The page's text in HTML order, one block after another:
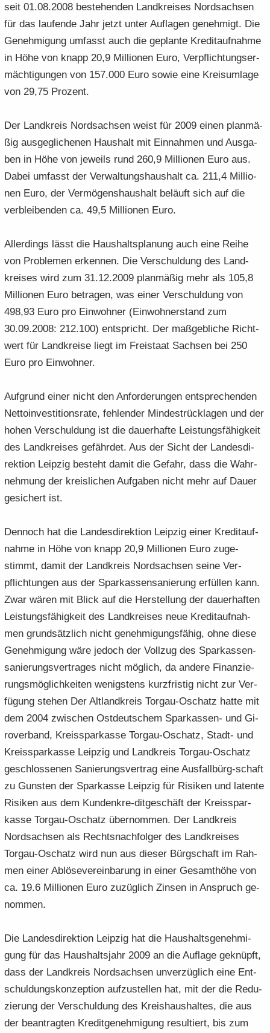
e
n
­
d
N
a
v
­
g
a
­
o
n
­
o
n
t
i
­
o
e
n
­
N
a
­
g
a
­
o
n
­
t
­
n
seit 01.08.2008 be­stehen­den Land­krei­ses Nord­sach­sen
für das lau­fen­de Jahr jetzt unter Auf­la­gen ge­neh­migt. Die
Ge­neh­mi­gung um­fasst auch die ge­plan­te Kre­dit­auf­nah­me
in Höhe von knapp 20,9 Mil­lio­nen Euro, Ver­pflich­tungs­er­
mäch­ti­gun­gen von 157.000 Euro sowie eine Kreis­um­la­ge
von 29,75 Pro­zent.
Der Land­kreis Nord­sach­sen weist für 2009 einen plan­mä­
ßig aus­ge­gli­che­nen Haus­halt mit Ein­nah­men und Aus­ga­
ben in Höhe von je­weils rund 260,9 Mil­lio­nen Euro aus.
Dabei um­fasst der Ver­wal­tungs­haus­halt ca. 211,4 Mil­lio­
nen Euro, der Ver­mö­gens­haus­halt be­läuft sich auf die
ver­blei­ben­den ca. 49,5 Mil­lio­nen Euro.
Al­ler­dings lässt die Haus­halts­pla­nung auch eine Reihe
von Pro­ble­men er­ken­nen. Die Ver­schul­dung des Land­
krei­ses wird zum 31.12.2009 plan­mä­ßig mehr als 105,8
Mil­lio­nen Euro be­tra­gen, was einer Ver­schul­dung von
498,93 Euro pro Ein­woh­ner (Ein­woh­ner­stand zum
30.09.2008: 212.100) ent­spricht. Der maß­geb­li­che Richt­
wert für Land­krei­se liegt im Frei­staat Sach­sen bei 250
Euro pro Ein­woh­ner.
Auf­grund einer nicht den An­for­de­run­gen ent­spre­chen­den
Net­to­in­ves­ti­ti­ons­ra­te, feh­len­der Min­dest­rück­la­gen und der
hohen Ver­schul­dung ist die dau­er­haf­te Leis­tungs­fä­hig­keit
des Land­krei­ses ge­fähr­det. Aus der Sicht der Lan­des­di­
rek­ti­on Leip­zig be­steht damit die Ge­fahr, dass die Wahr­
neh­mung der kreis­li­chen Auf­ga­ben nicht mehr auf Dauer
ge­si­chert ist.
Den­noch hat die Lan­des­di­rek­ti­on Leip­zig einer Kre­dit­auf­
nah­me in Höhe von knapp 20,9 Mil­lio­nen Euro zu­ge­
stimmt, damit der Land­kreis Nord­sach­sen seine Ver­
pflich­tun­gen aus der Spar­kas­sen­sa­nie­rung er­fül­len kann.
Zwar wären mit Blick auf die Her­stel­lung der dau­er­haf­ten
Leis­tungs­fä­hig­keit des Land­krei­ses neue Kre­dit­auf­nah­
men grund­sätz­lich nicht ge­neh­mi­gungs­fä­hig, ohne diese
Ge­neh­mi­gung wäre je­doch der Voll­zug des Spar­kas­sen­
sa­nie­rungs­ver­tra­ges nicht mög­lich, da an­de­re Fi­nan­zie­
rungs­mög­lich­kei­ten we­nigs­tens kurz­fris­tig nicht zur Ver­
fü­gung ste­hen Der Alt­land­kreis Torgau-​Oschatz hatte mit
dem 2004 zwi­schen Ost­deut­schem Sparkassen-​ und Gi­
ro­ver­band, Kreis­spar­kas­se Torgau-​Oschatz, Stadt-​ und
Kreis­spar­kas­se Leip­zig und Land­kreis Torgau-​Oschatz
ge­schlos­se­nen Sa­nie­rungs­ver­trag eine Ausfallbürg-​schaft
zu Guns­ten der Spar­kas­se Leip­zig für Ri­si­ken und la­ten­te
Ri­si­ken aus dem Kundenkre-​ditgeschäft der Kreis­spar­
kas­se Torgau-​Oschatz über­nom­men. Der Land­kreis
Nord­sach­sen als Rechts­nach­fol­ger des Land­krei­ses
Torgau-​Oschatz wird nun aus die­ser Bürg­schaft im Rah-​
men einer Ab­lö­se­ver­ein­ba­rung in einer Ge­samt­hö­he von
ca. 19.6 Mil­lio­nen Euro zu­züg­lich Zin­sen in An­spruch ge­
nom­men.
Die Lan­des­di­rek­ti­on Leip­zig hat die Haus­halts­ge­neh­mi­
gung für das Haus­halts­jahr 2009 an die Auf­la­ge ge­knüpft,
dass der Land­kreis Nord­sach­sen un­ver­züg­lich eine Ent­
schul­dungs­kon­zep­ti­on auf­zu­stel­len hat, mit der die Re­du­
zie­rung der Ver­schul­dung des Kreis­haus­hal­tes, die aus
der be­an­trag­ten Kre­dit­ge­neh­mi­gung re­sul­tiert, bis zum
m
a
­
t
­
n